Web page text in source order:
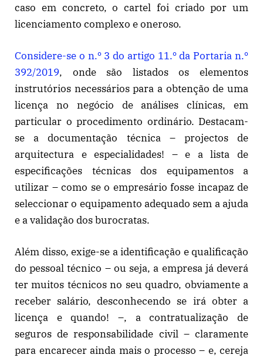
caso em concreto, o cartel foi criado por um
licenciamento complexo e oneroso.
Considere-se o n.º 3 do artigo 11.º da Portaria n.º
392/2019, onde são listados os elementos
instrutórios necessários para a obtenção de uma
licença no negócio de análises clínicas, em
particular o procedimento ordinário. Destacam-
se a documentação técnica – projectos de
arquitectura e especialidades! – e a lista de
especificações técnicas dos equipamentos a
utilizar – como se o empresário fosse incapaz de
seleccionar o equipamento adequado sem a ajuda
e a validação dos burocratas.
Além disso, exige-se a identificação e qualificação
do pessoal técnico – ou seja, a empresa já deverá
ter muitos técnicos no seu quadro, obviamente a
receber salário, desconhecendo se irá obter a
licença e quando! –, a contratualização de
seguros de responsabilidade civil – claramente
para encarecer ainda mais o processo – e, cereja